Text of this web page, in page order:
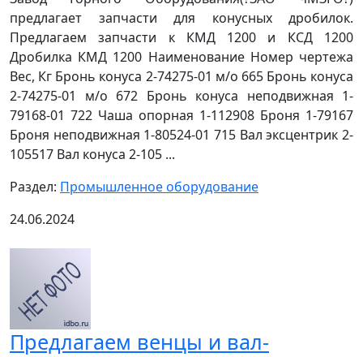
предлагает запчасти для конусных дробилок.
Предлагаем запчасти к КМД 1200 и КСД 1200
Дробилка КМД 1200 Наименование Номер чертежа
Вес, Кг Бронь конуса 2-74275-01 м/о 665 Бронь конуса
2-74275-01 м/о 672 Бронь конуса неподвижная 1-
79168-01 722 Чаша опорная 1-112908 Броня 1-79167
Броня неподвижная 1-80524-01 715 Вал эксцентрик 2-
105517 Вал конуса 2-105 ...
Раздел: Промышленное оборудование
24.06.2024
Предлагаем венцы и вал-